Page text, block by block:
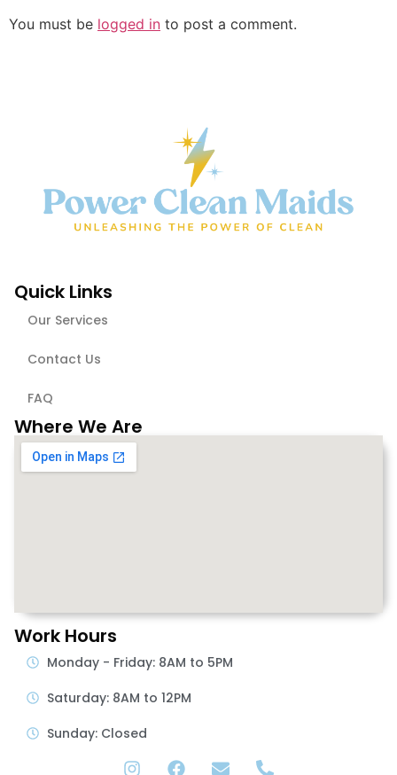
You must be logged in to post a comment.
Quick Links
Our Services
Contact Us
FAQ
Where We Are
Work Hours
Monday - Friday: 8AM to 5PM
Saturday: 8AM to 12PM
Sunday: Closed